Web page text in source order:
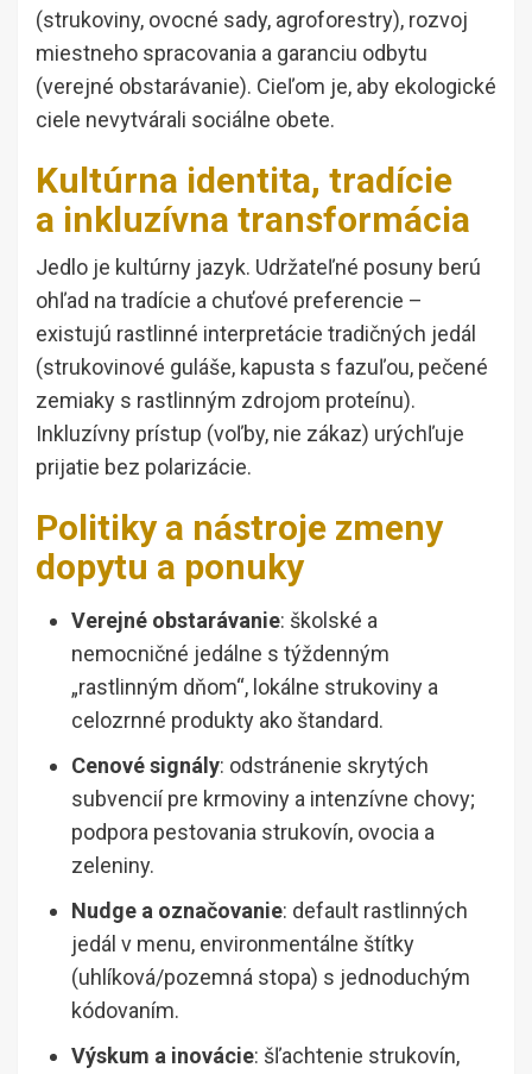
(strukoviny, ovocné sady, agroforestry), rozvoj
miestneho spracovania a garanciu odbytu
(verejné obstarávanie). Cieľom je, aby ekologické
ciele nevytvárali sociálne obete.
Kultúrna identita, tradície
a inkluzívna transformácia
Jedlo je kultúrny jazyk. Udržateľné posuny berú
ohľad na tradície a chuťové preferencie –
existujú rastlinné interpretácie tradičných jedál
(strukovinové guláše, kapusta s fazuľou, pečené
zemiaky s rastlinným zdrojom proteínu).
Inkluzívny prístup (voľby, nie zákaz) urýchľuje
prijatie bez polarizácie.
Politiky a nástroje zmeny
dopytu a ponuky
Verejné obstarávanie: školské a
nemocničné jedálne s týždenným
„rastlinným dňom“, lokálne strukoviny a
celozrnné produkty ako štandard.
Cenové signály: odstránenie skrytých
subvencií pre krmoviny a intenzívne chovy;
podpora pestovania strukovín, ovocia a
zeleniny.
Nudge a označovanie: default rastlinných
jedál v menu, environmentálne štítky
(uhlíková/pozemná stopa) s jednoduchým
kódovaním.
Výskum a inovácie: šľachtenie strukovín,